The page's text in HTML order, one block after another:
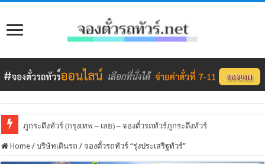
ภูกระดึงทัวร์ (กรุงเทพ – เลย) – จองตั๋วรถทัวร์ภูกระดึงทัวร์
Home / บริษัทเดินรถ / จองตั๋วรถทัวร์ “รุ่งประเสริฐทัวร์”